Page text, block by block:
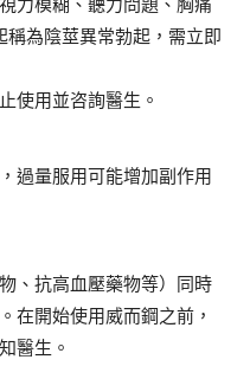
視力模糊、聽力問題、胸痛
稱為陰莖異常勃起，需立即
使用並咨詢醫生。
過量服用可能增加副作用
、抗高血壓藥物等）同時
在開始使用威而鋼之前，
醫生。